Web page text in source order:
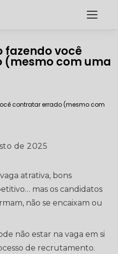
fazendo você contratar errado
fazendo você
com uma
de 2025
atrativa, bons
mas os candidatos
não se encaixam ou
não estar na vaga em si
de recrutamento.